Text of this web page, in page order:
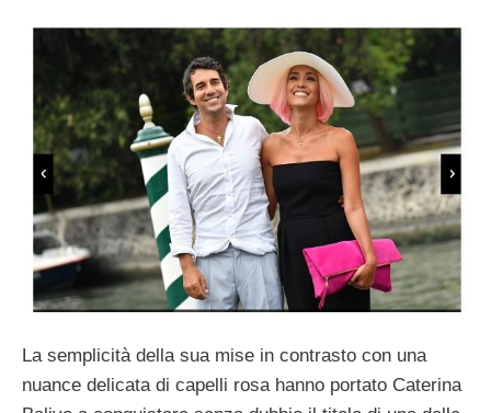
La semplicità della sua mise in contrasto con una
nuance delicata di capelli rosa hanno portato Caterina